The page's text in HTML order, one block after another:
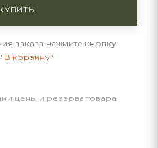
КУПИТЬ
заказа нажмите кнопку
"В корзину"
цены и резерва товара